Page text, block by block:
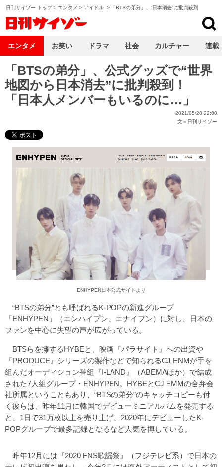
日刊サイゾー トップ> エンタメ > アイドル > 「BTSの弟分」、“日本消去”に批判殺到
「BTSの弟分」、公式グッズで“世界
地図から日本消去”に批判殺到！
「日本人メンバーもいるのに…」
2021/05/28 22:00
文＝ 日刊サイゾー
ENHYPEN日本公式サイト より
“BTSの弟分”とも呼ばれるK-POPの新進グループ
「ENHYPEN」（エンハイプン、エナイプン）に対し、日本の
ファンを中心に失望の声が広がっている。
BTSらを擁するHYBEと、映画『パラサイト』への出資や
『PRODUCE』シリーズの製作などで知られるCJ ENMが手を
組んだオーディション番組『I-LAND』（ABEMAほか）で結成
された7人組グループ・ENHYPEN。HYBEとCJ EMMの合弁会
社所属ということもあり、“BTSの弟分”のキャッチコピーも付
く彼らは、昨年11月に韓国でデビューミニアルバムを発売する
と、1日で31万枚以上を売り上げ、2020年にデビューしたK-
POPグループで最多記録となるなど人気を博している。
昨年12月には『2020 FNS歌謡祭』（フジテレビ系）で日本の
エンタメ お笑い ドラマ 社会 カルチャー 連載